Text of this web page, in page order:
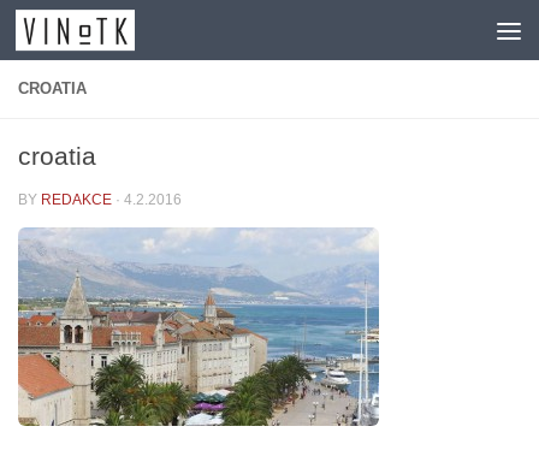
Skip to content
CROATIA
croatia
BY REDAKCE · 4.2.2016